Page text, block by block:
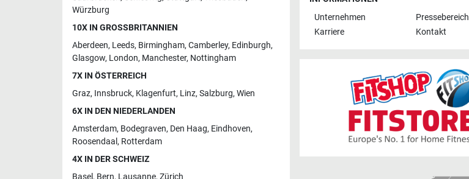
Würzburg
10X IN GROSSBRITANNIEN
Aberdeen, Leeds, Birmingham, Camberley, Edinburgh,
Glasgow, London, Manchester, Nottingham
7X IN ÖSTERREICH
Graz, Innsbruck, Klagenfurt, Linz, Salzburg, Wien
6X IN DEN NIEDERLANDEN
Amsterdam, Bodegraven, Den Haag, Eindhoven,
Roosendaal , Rotterdam
4X IN DER SCHWEIZ
Basel, Bern, Lausanne, Zürich
Unternehmen
Pressebereich
Karriere
Kontakt